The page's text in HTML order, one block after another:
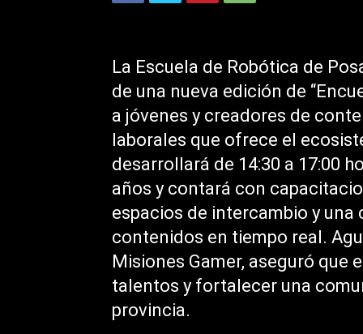
La Escuela de Robótica de
de una nueva edición de
a jóvenes y creadores de
laborales que ofrece el
desarrollará de 14:30 a 17:00
años y contará con
espacios de intercambio y
contenidos en tiempo real.
Misiones Gamer, aseguró que
talentos y fortalecer una
provincia.